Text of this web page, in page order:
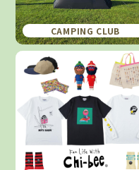
CAMPING CLUB